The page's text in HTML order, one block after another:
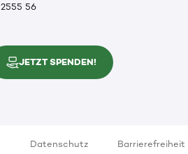
56
JETZT SPENDEN!
Datenschutz Barrierefreiheit